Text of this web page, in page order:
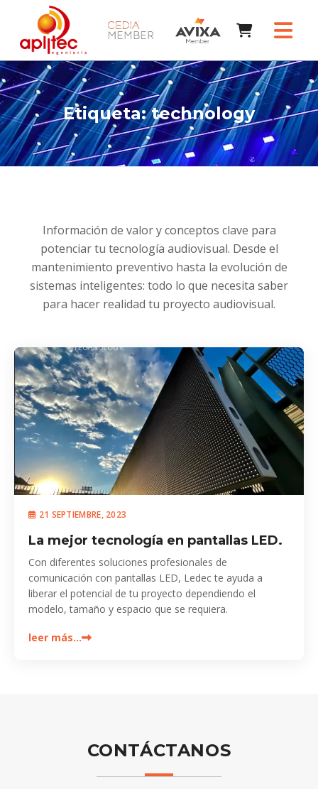
Etiqueta:technology
Información de valor y conceptos clave para
potenciar tu tecnología audiovisual. Desde el
mantenimiento preventivo hasta la evolución de
sistemas inteligentes: todo lo que necesita saber
para hacer realidad tu proyecto audiovisual.
21 SEPTIEMBRE, 2023
La mejor tecnología en pantallas LED.
Con diferentes soluciones profesionales de
comunicación con pantallas LED, Ledec te ayuda a
liberar el potencial de tu proyecto dependiendo el
modelo, tamaño y espacio que se requiera.
leer más…
CONTÁCTANOS